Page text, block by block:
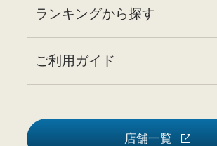
ランキングから探す
ご利用ガイド
店舗一覧